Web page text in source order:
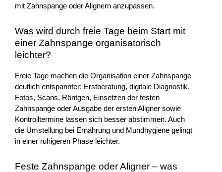
mit Zahnspange oder Alignern anzupassen.
Was wird durch freie Tage beim Start mit
einer Zahnspange organisatorisch
leichter?
Freie Tage machen die Organisation einer Zahnspange
deutlich entspannter: Erstberatung, digitale Diagnostik,
Fotos, Scans, Röntgen, Einsetzen der festen
Zahnspange oder Ausgabe der ersten Aligner sowie
Kontrolltermine lassen sich besser abstimmen. Auch
die Umstellung bei Ernährung und Mundhygiene gelingt
in einer ruhigeren Phase leichter.
Feste Zahnspange oder Aligner – was